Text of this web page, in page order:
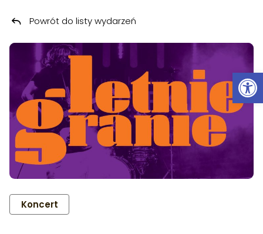
Przeskocz do treści
Koncert
Powrót do listy wydarzeń